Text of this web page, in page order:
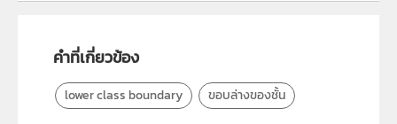
คำที่เกี่ยวข้อง
lower class boundary ขอบล่างของชั้น